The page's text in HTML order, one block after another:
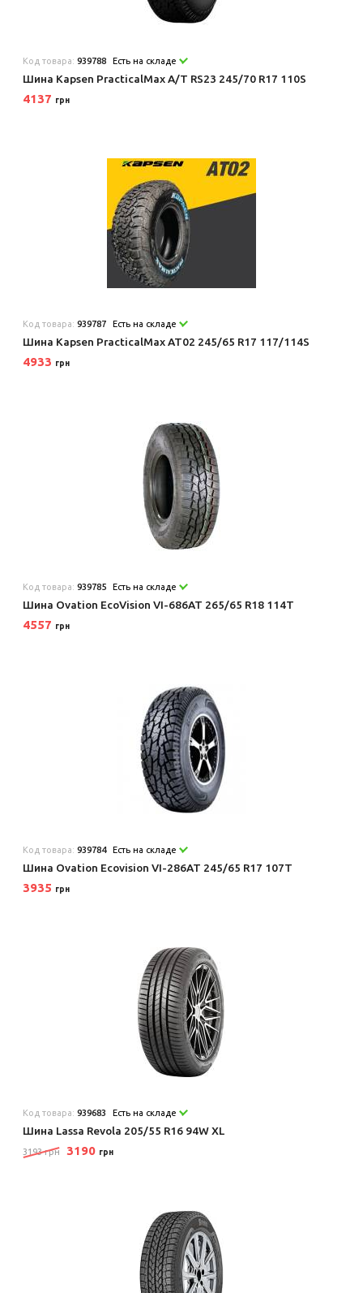
Код товара:939788 Есть на складе
Шина Kapsen PracticalMax A/T RS23 245/70 R17 110S
4137 грн
Код товара:939787 Есть на складе
Шина Kapsen PracticalMax AT02 245/65 R17 117/114S
4933 грн
Код товара:939785 Есть на складе
Шина Ovation EcoVision VI-686AT 265/65 R18 114T
4557 грн
Код товара:939784 Есть на складе
Шина Ovation Ecovision VI-286AT 245/65 R17 107T
3935 грн
Код товара:939683 Есть на складе
Шина Lassa Revola 205/55 R16 94W XL
3193 грн 3190 грн